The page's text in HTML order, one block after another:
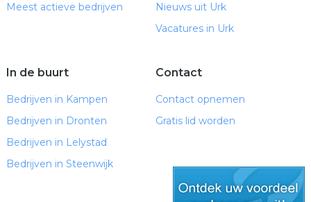
Meest actieve bedrijven
Nieuws uit Urk
Vacatures in Urk
In de buurt
Bedrijven in Kampen
Bedrijven in Dronten
Bedrijven in Lelystad
Bedrijven in Steenwijk
Contact
Contact opnemen
Gratis lid worden